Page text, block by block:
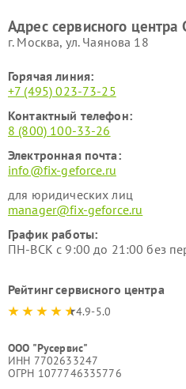
Адрес сервисного центра
г. Москва, ул. Чаянова 18
Горячая линия:
+7 (495) 023-73-25
Контактный телефон:
8 (800) 100-33-26
Электронная почта:
info@fix-geforce.ru
для юридических лиц
manager@fix-geforce.ru
График работы:
ПН-ВСК с 9:00 до 21:00 без
Рейтинг сервисного центра
4.9-5.0
ООО "Русервис"
ИНН 7702633247
ОГРН 1077746335776